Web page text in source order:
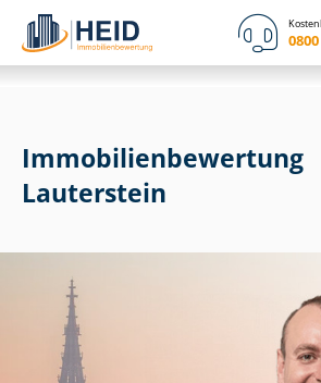
Immobilien­bewertung
Lauterstein